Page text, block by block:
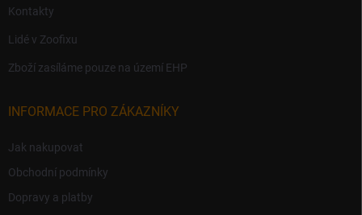
Kontakty
Lidé v Zoofixu
Zboží zasíláme pouze na území EHP
INFORMACE PRO ZÁKAZNÍKY
Jak nakupovat
Obchodní podmínky
Dopravy a platby